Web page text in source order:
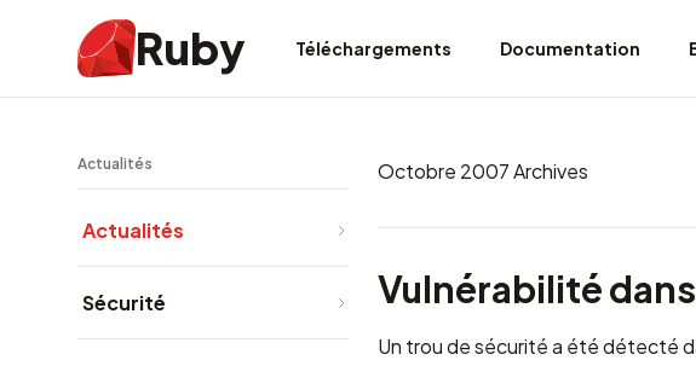
Ruby Téléchargements Documentation
Actualités
Actualités
Sécurité
Octobre 2007 Archives
Vulnérabilité
Un trou de sécurité a été détecté